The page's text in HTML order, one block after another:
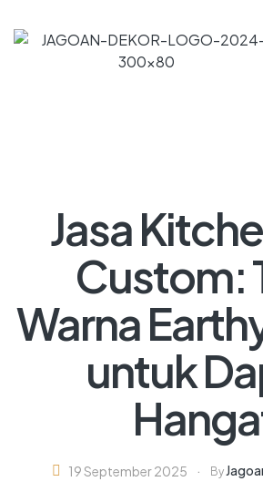
Jasa
Custom:
Warna
untuk
19 September 2025 By